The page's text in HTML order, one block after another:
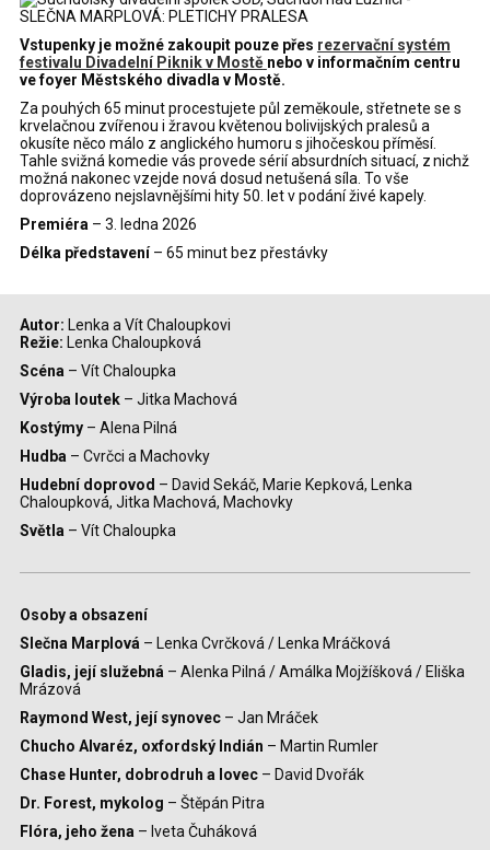
Vstupenky je možné zakoupit pouze přes rezervační systém
festivalu Divadelní Piknik v Mostě nebo v informačním centru
ve foyer Městského divadla v Mostě.
Za pouhých 65 minut procestujete půl zeměkoule, střetnete se s
krvelačnou zvířenou i žravou květenou bolivijských pralesů a
okusíte něco málo z anglického humoru s jihočeskou příměsí.
Tahle svižná komedie vás provede sérií absurdních situací, z nichž
možná nakonec vzejde nová dosud netušená síla To vše
doprovázeno nejslavnějšími hity 50. let v podání živé kapely.
Premiéra – 3. ledna 2026
Délka představení– 65 minut bez přestávky
Autor: Lenka a Vít Chaloupkovi
Režie: Lenka Chaloupková
Scéna – Vít Chaloupka
Výroba loutek– Jitka Machová
Kostýmy– Alena Pilná
Hudba – Cvrčci a Machovky
Hudební doprovod – David Sekáč, Marie Kepková, Lenka
Chaloupková, Jitka Machová, Machovky
Světla – Vít Chaloupka
Osoby a obsazení
Slečna Marplová – Lenka Cvrčková / Lenka Mráčková
Gladis, její služebná – Alenka Pilná / Amálka Mojžíšková / Eliška
Mrázová
Raymond West, její synovec– Jan Mráček
Chucho Alvaréz, oxfordský Indián – Martin Rumler
Chase Hunter, dobrodruh a lovec– David Dvořák
Dr. Forest, mykolog – Štěpán Pitra
Flóra, jeho žena – Iveta Čuháková